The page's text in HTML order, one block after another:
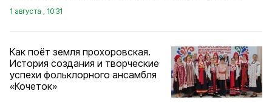
1 августа , 10:31
Как поёт земля прохоровская.
История создания и творческие
успехи фольклорного ансамбля
«Кочеток»